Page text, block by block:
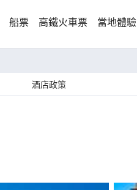
船票 高鐵火車票 當地體驗
酒店政策